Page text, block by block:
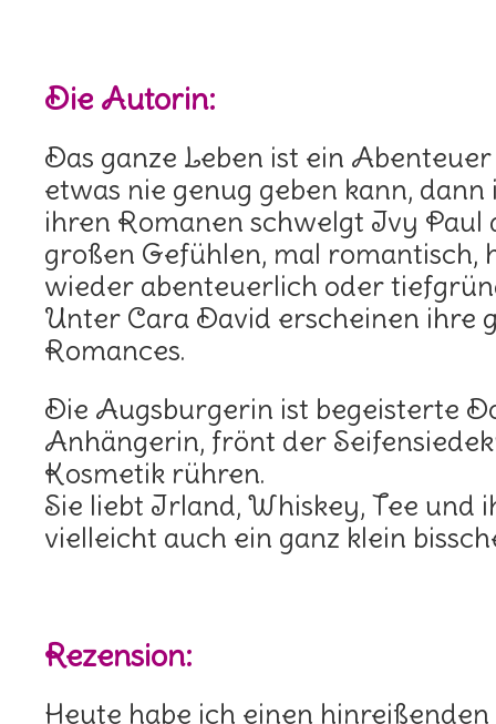
Die Autorin:
Das ganze Leben ist ein
etwas nie genug geben kann,
ihren Romanen schwelgt Ivy Paul
großen Gefühlen, mal romantisch,
wieder abenteuerlich oder
Unter Cara David erscheinen ihre
Romances.
Die Augsburgerin ist begeisterte
Anhängerin, frönt der
Kosmetik rühren.
Sie liebt Irland, Whiskey, Tee und
vielleicht auch ein ganz klein
Rezension:
Heute habe ich einen